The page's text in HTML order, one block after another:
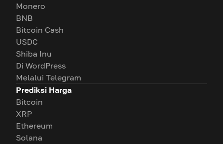
Monero
BNB
Bitcoin Cash
USDC
Shiba Inu
Di WordPress
Melalui Telegram
Prediksi Harga
Bitcoin
XRP
Ethereum
Solana